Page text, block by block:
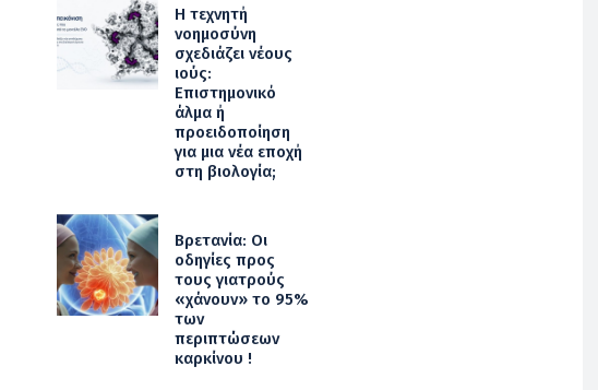
Η τεχνητή
νοημοσύνη
σχεδιάζει νέους
ιούς:
Επιστημονικό
άλμα ή
προειδοποίηση
για μια νέα εποχή
στη βιολογία;
Βρετανία: Οι
οδηγίες προς
τους γιατρούς
«χάνουν» το 95%
των
περιπτώσεων
καρκίνου !